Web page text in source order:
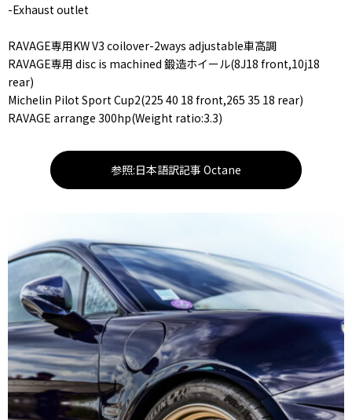
-Exhaust outlet
RAVAGE専用KW V3 coilover-2ways adjustable車高調
RAVAGE専用 disc is machined 鍛造ホイール(8J18 front,10j18
rear)
Michelin Pilot Sport Cup2(225 40 18 front,265 35 18 rear)
RAVAGE arrange 300hp(Weight ratio:3.3)
参照:日本語訳記事 Octane